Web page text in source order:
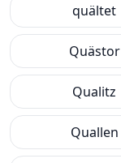
quältet
Quästor
Qualitz
Quallen